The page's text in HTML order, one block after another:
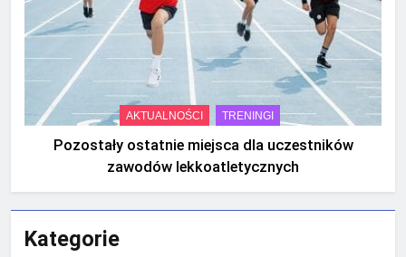
AKTUALNOŚCI TRENINGI
Pozostały ostatnie miejsca dla uczestników
zawodów lekkoatletycznych
Kategorie